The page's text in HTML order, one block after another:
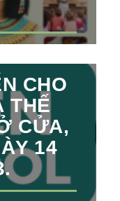
CHO
THẾ
CỬA,
14